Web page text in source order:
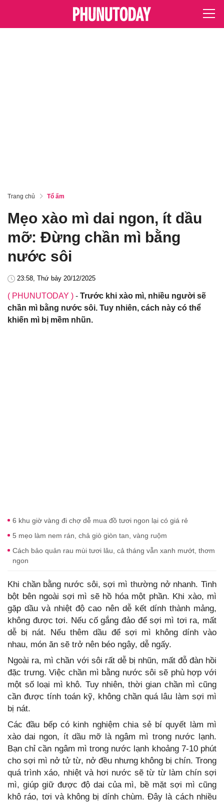
Trang chủ Tổ ấm
Mẹo xào mì dai ngon, ít dầu
mỡ: Đừng chần mì bằng
nước sôi
23:58, Thứ bảy 20/12/2025
( PHUNUTODAY ) - Trước khi xào mì, nhiều người sẽ
chần mì bằng nước sôi. Tuy nhiên, cách này có thể
khiến mì bị mềm nhũn.
6 khu giờ vàng đi chợ dễ mua đồ tươi ngon lại có giá rẻ
5 mẹo làm nem rán, chả giò giòn tan, vàng ruộm
Cách bảo quản rau mùi tươi lâu, cả tháng vẫn xanh mướt, thơm
ngon
Khi chần bằng nước sôi, sợi mì thường nở nhanh. Tinh
bột bên ngoài sợi mì sẽ hồ hóa một phần. Khi xào, mì
gặp dầu và nhiệt độ cao nên dễ kết dính thành mảng,
không được tơi. Nếu cố gắng đảo để sợi mì tơi ra, mất
dễ bị nát. Nếu thêm dầu để sợi mì không dính vào
nhau, món ăn sẽ trở nên béo ngậy, dễ ngấy.
Ngoài ra, mì chần với sôi rất dễ bị nhũn, mất đỗ đàn hồi
đặc trưng. Việc chần mì bằng nước sôi sẽ phù hợp với
một số loại mì khô. Tuy nhiên, thời gian chần mì cũng
cần được tính toán kỹ, không chần quá lâu làm sợi mì
bị nát.
Các đầu bếp có kinh nghiệm chia sẻ bí quyết làm mì
xào dai ngon, ít dầu mỡ là ngâm mì trong nước lạnh.
Bạn chỉ cần ngâm mì trong nước lạnh khoảng 7-10 phút
cho sợi mì nở tử từ, nở đều nhưng không bị chín. Trong
quá trình xáo, nhiệt và hơi nước sẽ từ từ làm chín sợi
mì, giúp giữ được độ dai của mì, bề mặt sợi mì cũng
khô ráo, tơi và không bị dính chùm. Đây là cách nhiều